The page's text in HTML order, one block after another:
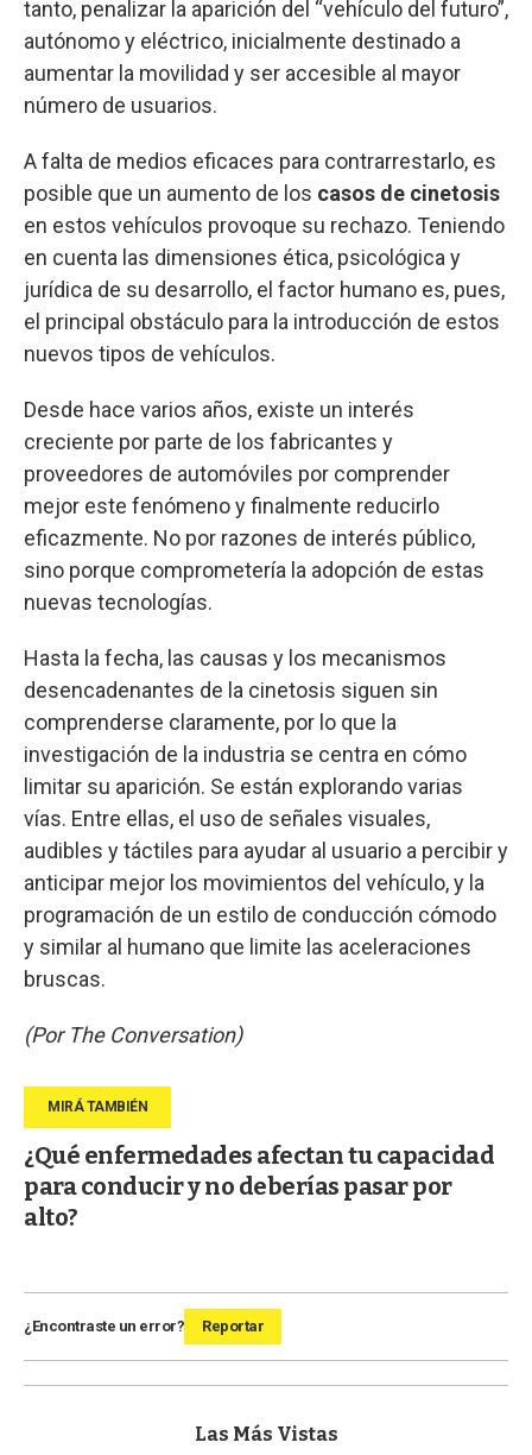
tanto, penalizar la aparición del “vehículo del futuro”,
autónomo y eléctrico, inicialmente destinado a
aumentar la movilidad y ser accesible al mayor
número de usuarios.
A falta de medios eficaces para contrarrestarlo, es
posible que un aumento de los casos de cinetosis
en estos vehículos provoque su rechazo. Teniendo
en cuenta las dimensiones ética, psicológica y
jurídica de su desarrollo, el factor humano es, pues,
el principal obstáculo para la introducción de estos
nuevos tipos de vehículos.
Desde hace varios años, existe un interés
creciente por parte de los fabricantes y
proveedores de automóviles por comprender
mejor este fenómeno y finalmente reducirlo
eficazmente. No por razones de interés público,
sino porque comprometería la adopción de estas
nuevas tecnologías.
Hasta la fecha, las causas y los mecanismos
desencadenantes de la cinetosis siguen sin
comprenderse claramente, por lo que la
investigación de la industria se centra en cómo
limitar su aparición. Se están explorando varias
vías. Entre ellas, el uso de señales visuales,
audibles y táctiles para ayudar al usuario a percibir y
anticipar mejor los movimientos del vehículo, y la
programación de un estilo de conducción cómodo
y similar al humano que limite las aceleraciones
bruscas.
(Por The Conversation)
¿Qué enfermedades afectan tu capacidad
para conducir y no deberías pasar por
alto?
¿Encontraste un error? Reportar
Las Más Vistas